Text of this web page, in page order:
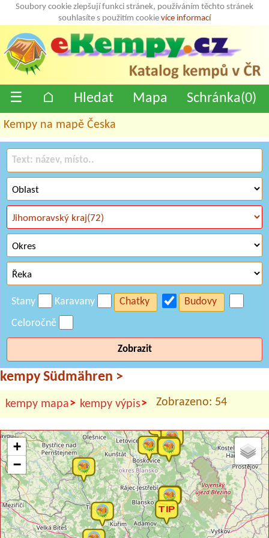
Soubory cookie zlepšují funkci stránek, používáním těchto stránek
souhlasíte s použitím cookie více informací
☰ ⌂ Hledat Mapa Schránka(0)
Kempy na mapě Česka
Stany Karavany Chatky
Budovy
Celoročně
Zobrazit
kempy Südmähren >
kempy mapa> kempy výpis> Zobrazeno: 54
+
−